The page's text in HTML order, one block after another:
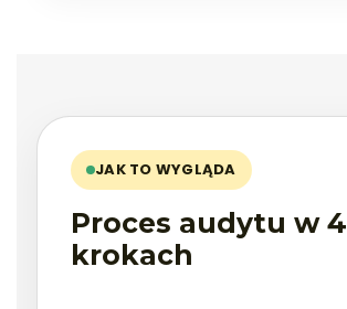
JAK TO WYGLĄDA
Proces audytu w 4
krokach